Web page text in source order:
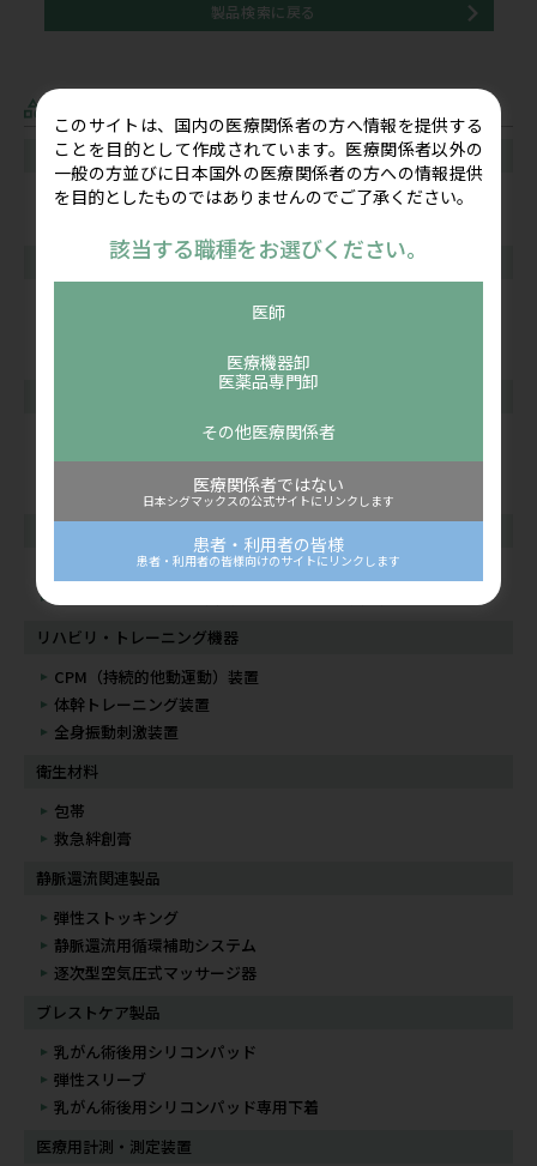
製品検索に戻る
超音波画像診断装置
ポータブル型
骨折マネジメント（骨折治療）
腕つり・ギプスウォーカー
下肢用サポーター
体幹用サポーター
リハビリ・トレーニング機器
CPM（持続的他動運動）装置
体幹トレーニング装置
全身振動刺激装置
衛生材料
包帯
救急絆創膏
静脈還流関連製品
弾性ストッキング
静脈還流用循環補助システム
逐次型空気圧式マッサージ器
ブレストケア製品
乳がん術後用シリコンパッド
弾性スリーブ
乳がん術後用シリコンパッド専用下着
医療用計測・測定装置
このサイトは、国内の医療関係者の方へ情報を提供する
ことを目的として作成されています。医療関係者以外の
一般の方並びに日本国外の医療関係者の方への情報提供
を目的としたものではありませんのでご了承ください。
該当する職種をお選びください。
医師
医療機器卸
医薬品専門卸
その他医療関係者
医療関係者ではない
日本シグマックスの公式サイトにリンクします
患者・利用者の皆様
患者・利用者の皆様向けのサイトにリンクします